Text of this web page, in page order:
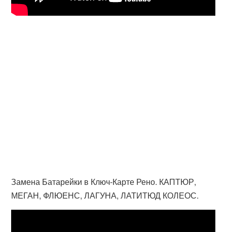
Замена Батарейки в Ключ-Карте Рено. КАПТЮР,
МЕГАН, ФЛЮЕНС, ЛАГУНА, ЛАТИТЮД КОЛЕОС.